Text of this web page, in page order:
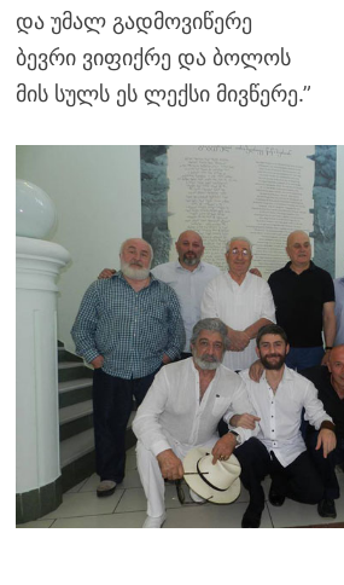
და უმალ გადმოვიწერე
ბევრი ვიფიქრე და ბოლოს
მის სულს ეს ლექსი მივწერე.”